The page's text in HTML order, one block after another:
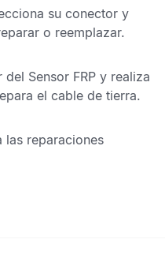
su conector y
o reemplazar.
del Sensor FRP y realiza
el cable de tierra.
las reparaciones